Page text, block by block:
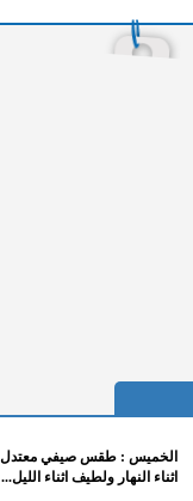
الخميس : طقس صيفي معتدل
اثناء النهار ولطيف اثناء الليل...